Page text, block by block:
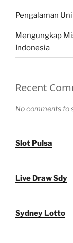
Pengalaman
Mengungkap
Indonesia
Recent
No comments to
Slot Pulsa
Live Draw Sdy
Sydney Lotto